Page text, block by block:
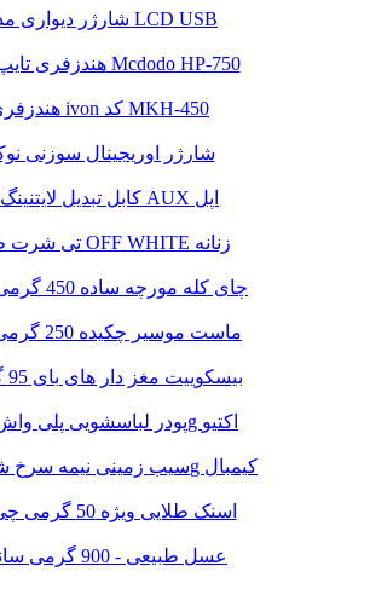
شارژر دیواری مدل LCD USB
هندزفری تایپ سی Mcdodo HP-750
هندزفری ivon کد MKH-450
شارژر اوریجینال سوزنی
کابل تبدیل لایتنینگ به AUX اپل
تی شرت طرح OFF WHITE زنانه
چای کله مورچه ساده 450 گرمی بلوط
ماست موسیر چکیده 250 گرمی پگاه
بیسکوییت مغز دار های بای 95 گرمی
پودر لباسشویی پلی واش 500g اکتیو
سیب زمینی نیمه سرخ شده 750g کیمبال
اسنک طلایی ویژه 50 گرمی چی توز
عسل طبیعی - 900 گرمی سانتین